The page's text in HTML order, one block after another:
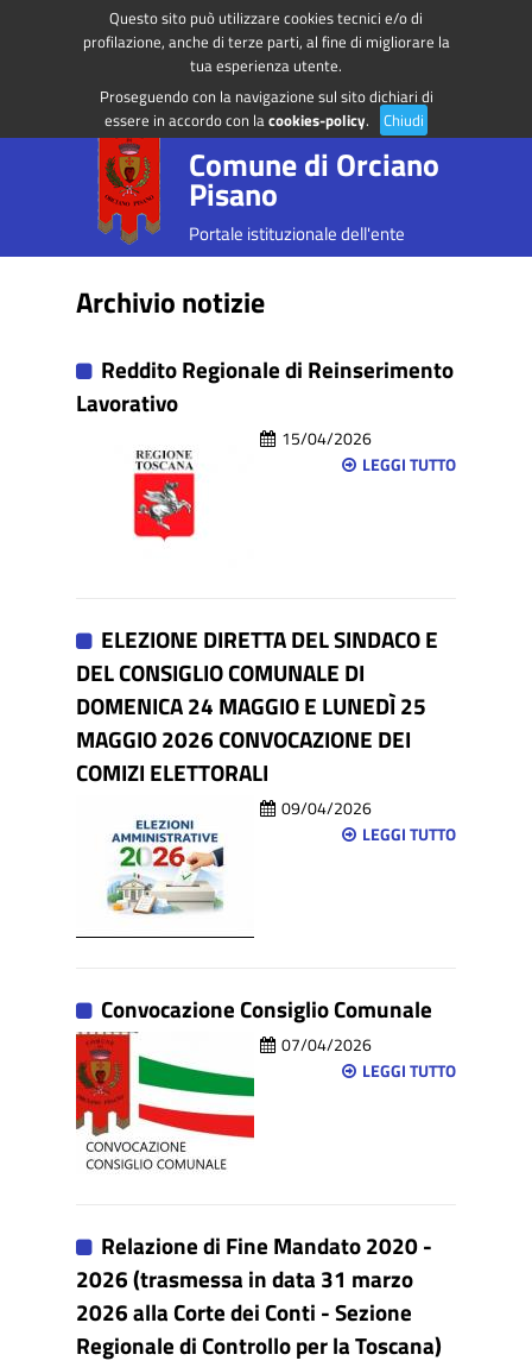
Questo sito può utilizzare cookies tecnici e/o di
profilazione, anche di terze parti, al fine di migliorare la
tua esperienza utente.
Proseguendo con la navigazione sul sito dichiari di
essere in accordo con lacookies-policy. Chiudi
Regione Toscana Accedi ai servizi
Comune di Orciano
Pisano
Portale istituzionale dell'ente
Archivio notizie
Reddito Regionale di Reinserimento
Lavorativo
15/04/2026
LEGGI TUTTO
ELEZIONE DIRETTA DEL SINDACO E
DEL CONSIGLIO COMUNALE DI
DOMENICA 24 MAGGIO E LUNEDÌ 25
MAGGIO 2026 CONVOCAZIONE DEI
COMIZI ELETTORALI
09/04/2026
LEGGI TUTTO
Convocazione Consiglio Comunale
07/04/2026
LEGGI TUTTO
Relazione di Fine Mandato 2020 -
2026 (trasmessa in data 31 marzo
2026 alla Corte dei Conti - Sezione
Regionale di Controllo per la Toscana)